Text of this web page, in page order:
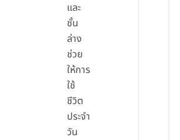
และ
ชั้น
ล่าง
ช่วย
ให้การ
ใช้
ชีวิต
ประจำ
วัน